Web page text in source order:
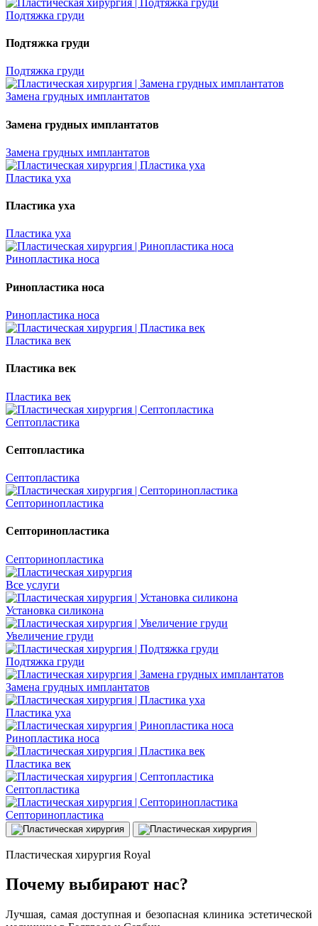
Подтяжка груди
Подтяжка груди
Подтяжка груди
Замена грудных имплантатов
Замена грудных имплантатов
Замена грудных имплантатов
Пластика уха
Пластика уха
Пластика уха
Ринопластика носа
Ринопластика носа
Ринопластика носа
Пластика век
Пластика век
Пластика век
Септопластика
Септопластика
Септопластика
Септоринопластика
Септоринопластика
Септоринопластика
Все услуги
Установка силикона
Увеличение груди
Подтяжка груди
Замена грудных имплантатов
Пластика уха
Ринопластика носа
Пластика век
Септопластика
Септоринопластика
Пластическая хирургия Royal
Почему выбирают нас?
Лучшая, самая доступная и безопасная клиника эстетической